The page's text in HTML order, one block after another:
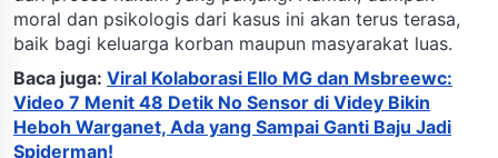
moral dan psikologis dari kasus ini akan terus terasa,
baik bagi keluarga korban maupun masyarakat luas.
Baca juga: Viral Kolaborasi Ello MG dan Msbreewc:
Video 7 Menit 48 Detik No Sensor di Videy Bikin
Heboh Warganet, Ada yang Sampai Ganti Baju Jadi
Spiderman!